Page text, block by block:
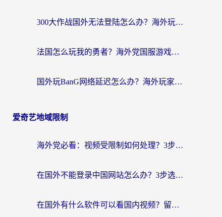
300大作战国外无法登陆怎么办？海外玩家亲测有效的解决指南
法国怎么玩我的勇者？海外党国服游戏不卡攻略，附3款热门游戏加速实测
国外玩BanG网络延迟怎么办？海外玩家亲测有效的国服游戏加速指南
爱奇艺地域限制
海外党必看：视频受限制如何处理？3步解决国内剧番“看不了”难题
在国外不能登录中国网站怎么办？3步选对回国加速器，无缝刷剧、办业务
在国外有什么软件可以看国内视频？留学生亲测的追剧救星来了